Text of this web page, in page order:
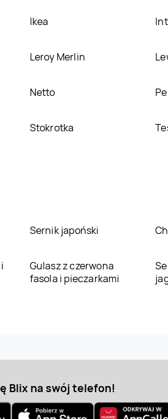
Ikea
Leroy Merlin
Netto
Stokrotka
Sernik japoński
Gulasz z czerwona
fasola i pieczarkami
Blix na swój telefon!